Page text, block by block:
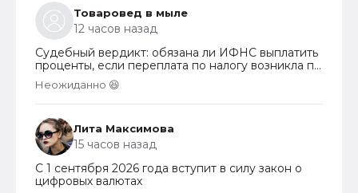
не ограничен. Взносы могут собираться на любые
цели, за которые проголосует общее собрание
собственников. Пример целевых взносов - взносы
на установку видеонаблюдения, охранных систем и
шлагбаумов. Платить их должны все собственники
гаражей.
Товаровед в мыле
12 часов назад
Судебный вердикт: обязана ли ИФНС выплатить
проценты, если переплата по налогу возникла по
вине налогоплательщика
Неожиданно 😆
Лита Максимова
15 часов назад
С 1 сентября 2026 года вступит в силу закон о
цифровых валютах